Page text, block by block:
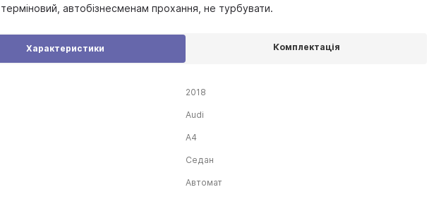
автобізнесменам прохання, не турбувати.
Характеристики Комплектація
2018
Audi
A4
Седан
Автомат